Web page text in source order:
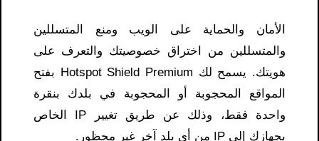
الأمان والحماية على الويب ومنع المتسللين
والمتسللين من اختراق خصوصيتك والتعرف على
هويتك. يسمح لك Hotspot Shield Premium بفتح
المواقع المحجوبة أو المحجوبة في بلدك بنقرة
واحدة فقط، وذلك عن طريق تغيير IP الخاص
بجهازك إلى IP من أي بلد آخر غير محظور.